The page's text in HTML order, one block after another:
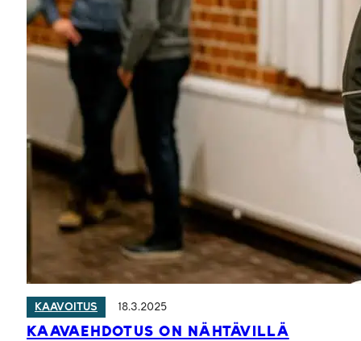
KAAVOITUS 18.3.2025
KAAVAEHDOTUS ON NÄHTÄVILLÄ